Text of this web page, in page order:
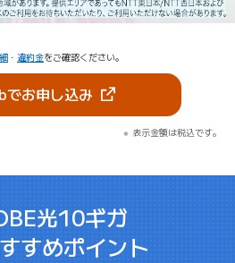
・ 違約金をご確認ください。
でお申し込み（新しいタブで開き
表示金額は税込です。
光10ギガ
すめポイント